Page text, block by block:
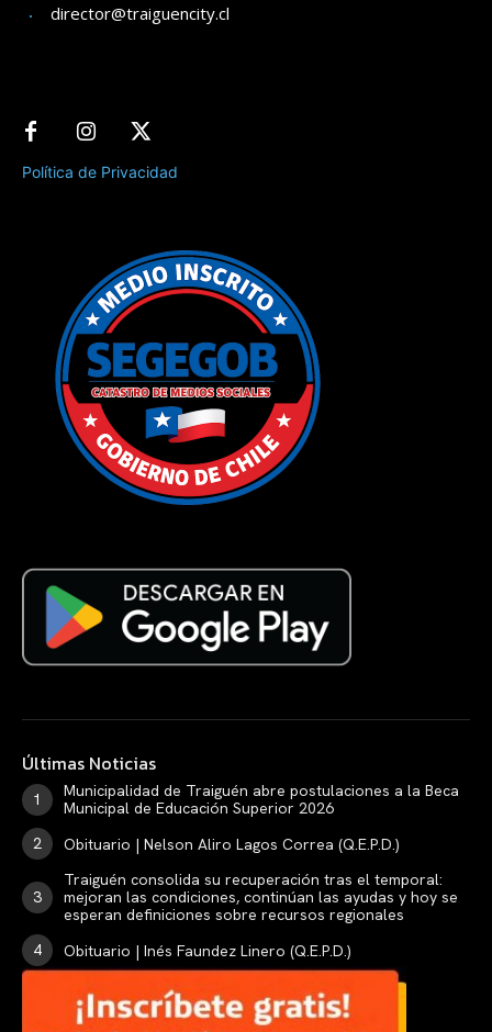
director@traiguencity.cl
Política de Privacidad
Últimas Noticias
Municipalidad de Traiguén abre postulaciones a la Beca
Municipal de Educación Superior 2026
Obituario | Nelson Aliro Lagos Correa (Q.E.P.D.)
Traiguén consolida su recuperación tras el temporal:
mejoran las condiciones, continúan las ayudas y hoy se
esperan definiciones sobre recursos regionales
Obituario | Inés Faundez Linero (Q.E.P.D.)